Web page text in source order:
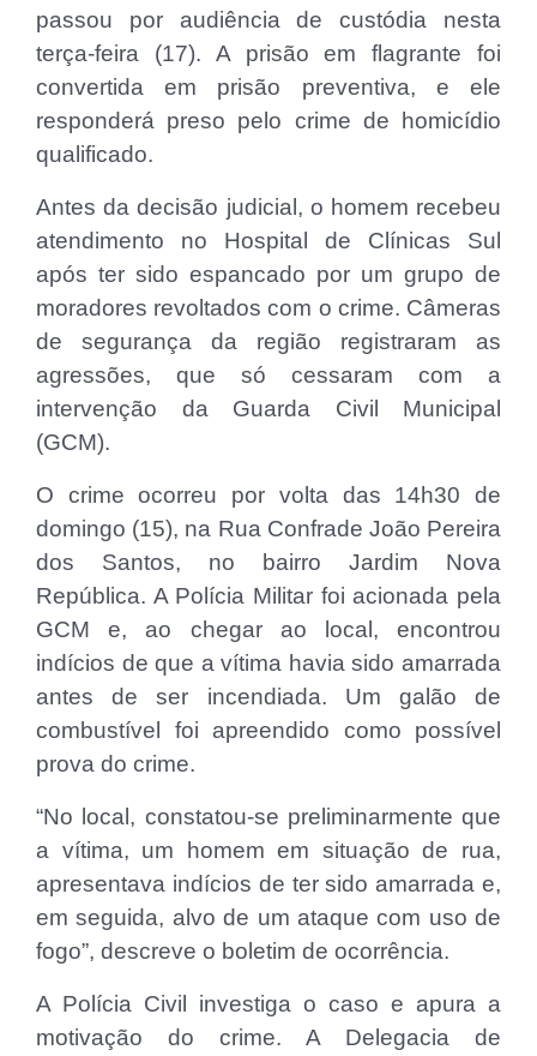
passou por audiência de custódia nesta
terça-feira (17). A prisão em flagrante foi
convertida em prisão preventiva, e ele
responderá preso pelo crime de homicídio
qualificado.
Antes da decisão judicial, o homem recebeu
atendimento no Hospital de Clínicas Sul
após ter sido espancado por um grupo de
moradores revoltados com o crime. Câmeras
de segurança da região registraram as
agressões, que só cessaram com a
intervenção da Guarda Civil Municipal
(GCM).
O crime ocorreu por volta das 14h30 de
domingo (15), na Rua Confrade João Pereira
dos Santos, no bairro Jardim Nova
República. A Polícia Militar foi acionada pela
GCM e, ao chegar ao local, encontrou
indícios de que a vítima havia sido amarrada
antes de ser incendiada. Um galão de
combustível foi apreendido como possível
prova do crime.
“No local, constatou-se preliminarmente que
a vítima, um homem em situação de rua,
apresentava indícios de ter sido amarrada e,
em seguida, alvo de um ataque com uso de
fogo”, descreve o boletim de ocorrência.
A Polícia Civil investiga o caso e apura a
motivação do crime. A Delegacia de